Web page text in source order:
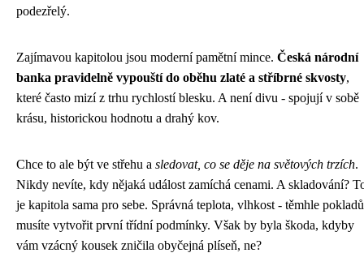
podezřelý.
Zajímavou kapitolou jsou moderní pamětní mince. Česká národní
banka pravidelně vypouští do oběhu zlaté a stříbrné skvosty,
které často mizí z trhu rychlostí blesku. A není divu - spojují v sobě
krásu, historickou hodnotu a drahý kov.
Chce to ale být ve střehu a sledovat, co se děje na světových trzích.
Nikdy nevíte, kdy nějaká událost zamíchá cenami. A skladování?
je kapitola sama pro sebe. Správná teplota, vlhkost - těmhle
musíte vytvořit první třídní podmínky. Však by byla škoda, kdyby
vám vzácný kousek zničila obyčejná plíseň, ne?